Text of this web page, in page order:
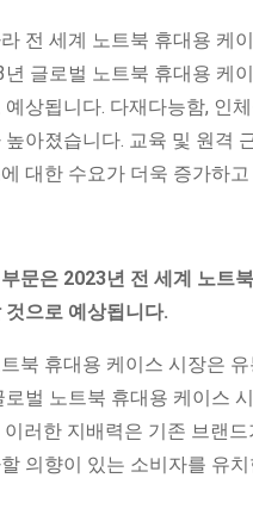
전 세계 노트북 휴대용 케
년 글로벌 노트북 휴대용 케
예상됩니다. 다재다능함, 인
높아졌습니다. 교육 및 원격
대한 수요가 더욱 증가하고
문은 2023년 전 세계 노트
것으로 예상됩니다.
북 휴대용 케이스 시장은
벌 노트북 휴대용 케이스
이러한 지배력은 기존 브랜
의향이 있는 소비자를 유